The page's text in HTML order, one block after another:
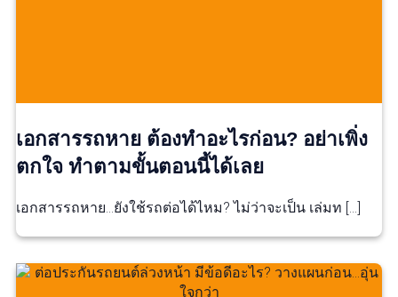
เอกสารรถหาย ต้องทำอะไรก่อน? อย่าเพิ่ง
ตกใจ ทำตามขั้นตอนนี้ได้เลย
เอกสารรถหาย…ยังใช้รถต่อได้ไหม? ไม่ว่าจะเป็น เล่มท […]